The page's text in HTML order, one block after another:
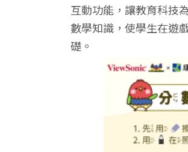
互動功能，讓教育科技
數學知識，使學生在遊
礎。